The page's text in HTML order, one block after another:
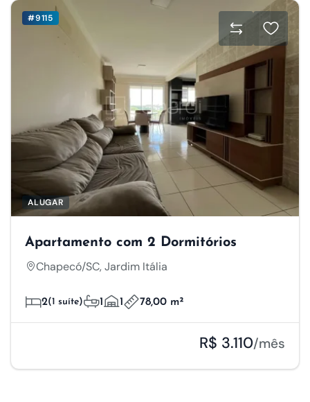
#9115
ALUGAR
Apartamento com 2 Dormitórios
Chapecó/SC, Jardim Itália
2(1 suíte) 1 1 78,00 m²
R$ 3.110/mês